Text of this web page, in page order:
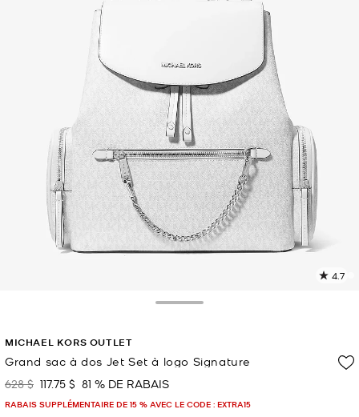
4.7
MICHAEL KORS OUTLET
Grand sac à dos Jet Set à logo Signature
était
628 $ maintenant
117.75 $ 81 % DE RABAIS
RABAIS SUPPLÉMENTAIRE DE 15 % AVEC LE CODE : EXTRA15